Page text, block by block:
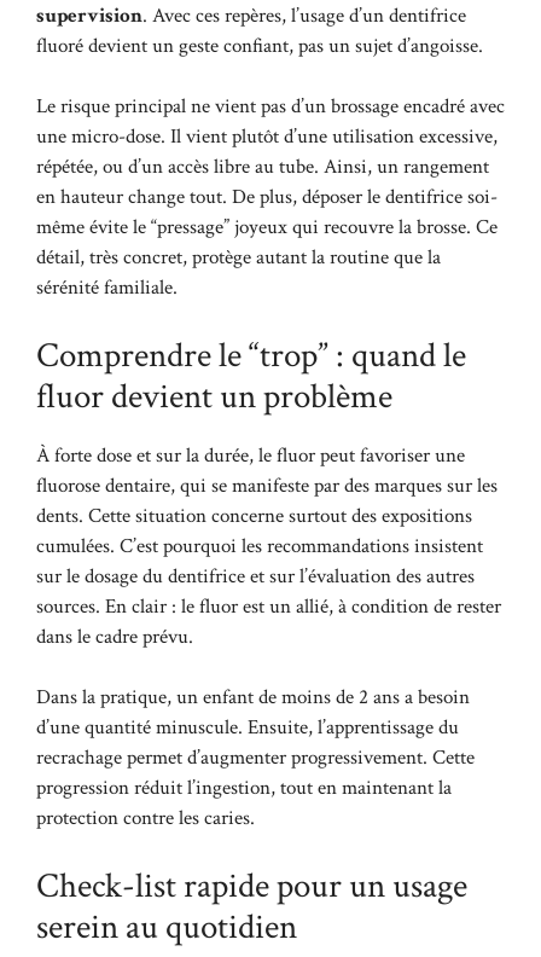
supervision. Avec ces repères, l’usage d’un dentifrice
fluoré devient un geste confiant, pas un sujet d’angoisse.
Le risque principal ne vient pas d’un brossage encadré avec
une micro-dose. Il vient plutôt d’une utilisation excessive,
répétée, ou d’un accès libre au tube. Ainsi, un rangement
en hauteur change tout. De plus, déposer le dentifrice soi-
même évite le “pressage” joyeux qui recouvre la brosse. Ce
détail, très concret, protège autant la routine que la
sérénité familiale.
Comprendre le “trop” : quand le
fluor devient un problème
À forte dose et sur la durée, le fluor peut favoriser une
fluorose dentaire, qui se manifeste par des marques sur les
dents. Cette situation concerne surtout des expositions
cumulées. C’est pourquoi les recommandations insistent
sur le dosage du dentifrice et sur l’évaluation des autres
sources. En clair : le fluor est un allié, à condition de rester
dans le cadre prévu.
Dans la pratique, un enfant de moins de 2 ans a besoin
d’une quantité minuscule. Ensuite, l’apprentissage du
recrachage permet d’augmenter progressivement. Cette
progression réduit l’ingestion, tout en maintenant la
protection contre les caries.
Check-list rapide pour un usage
serein au quotidien